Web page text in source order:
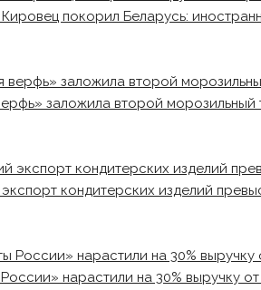
покорил Беларусь:
заложила второй
кондитерских изделий
нарастили на 30% выручку